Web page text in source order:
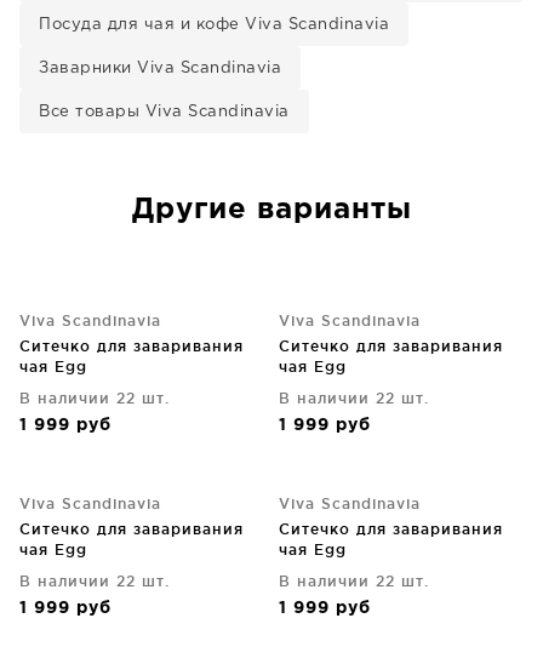
Посуда для чая и кофе Viva Scandinavia
Заварники Viva Scandinavia
Все товары Viva Scandinavia
Другие варианты
Viva Scandinavia
Ситечко для заваривания
чая Egg
В наличии 22 шт.
1 999 руб
Viva Scandinavia
Ситечко для заваривания
чая Egg
В наличии 22 шт.
1 999 руб
Viva Scandinavia
Ситечко для заваривания
чая Egg
В наличии 22 шт.
1 999 руб
Viva Scandinavia
Ситечко для заваривания
чая Egg
В наличии 22 шт.
1 999 руб